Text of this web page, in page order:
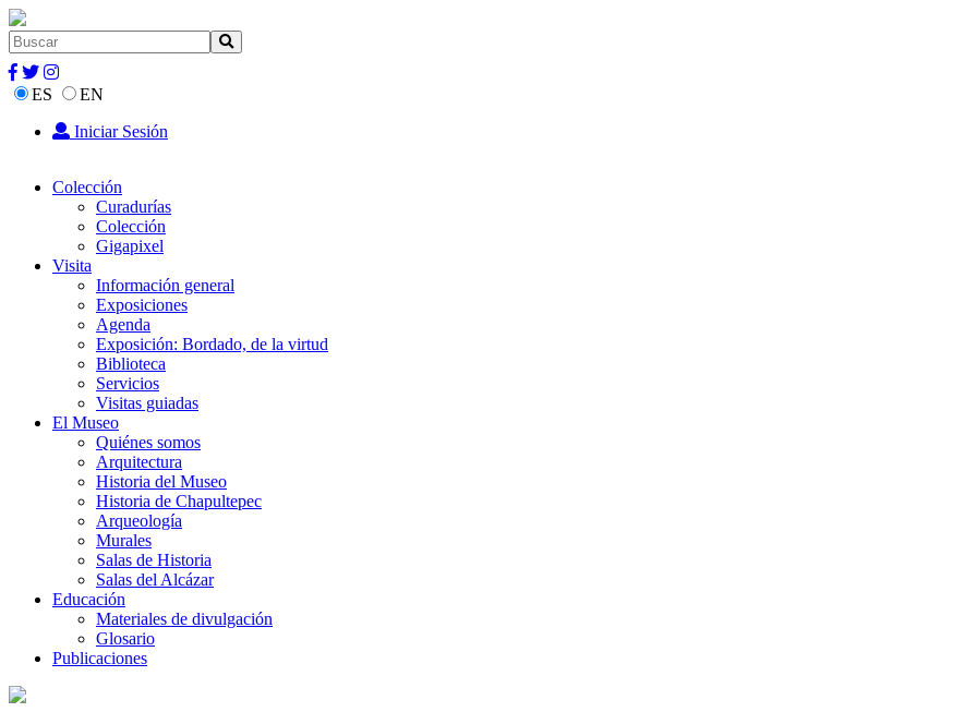
ES
EN
Iniciar Sesión
Colección
Curadurías
Colección
Gigapixel
Visita
Información general
Exposiciones
Agenda
Exposición: Bordado, de la virtud
Biblioteca
Servicios
Visitas guiadas
El Museo
Quiénes somos
Arquitectura
Historia del Museo
Historia de Chapultepec
Arqueología
Murales
Salas de Historia
Salas del Alcázar
Educación
Materiales de divulgación
Glosario
Publicaciones